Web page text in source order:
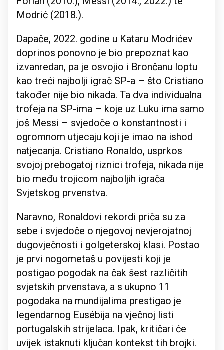
Modrić (2018.).
Dapače, 2022. godine u Kataru Modrićev
doprinos ponovno je bio prepoznat kao
izvanredan, pa je osvojio i Brončanu loptu
kao treći najbolji igrač SP-a – što Cristiano
također nije bio nikada. Ta dva individualna
trofeja na SP-ima – koje uz Luku ima samo
još Messi – svjedoče o konstantnosti i
ogromnom utjecaju koji je imao na ishod
natjecanja. Cristiano Ronaldo, usprkos
svojoj prebogatoj riznici trofeja, nikada nije
bio među trojicom najboljih igrača
Svjetskog prvenstva.
Naravno, Ronaldovi rekordi priča su za
sebe i svjedoče o njegovoj nevjerojatnoj
dugovječnosti i golgeterskoj klasi. Postao
je prvi nogometaš u povijesti koji je
postigao pogodak na čak šest različitih
svjetskih prvenstava, a s ukupno 11
pogodaka na mundijalima prestigao je
legendarnog Eusébija na vječnoj listi
portugalskih strijelaca. Ipak, kritičari će
uvijek istaknuti ključan kontekst tih brojki.